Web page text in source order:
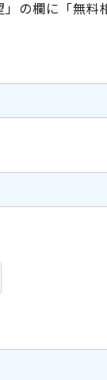
の欄に「無料